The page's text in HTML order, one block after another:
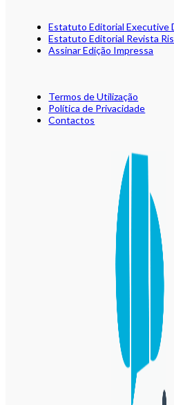
Estatuto Editorial Executive
Estatuto Editorial Revista
Assinar Edição Impressa
Termos de Utilização
Política de Privacidade
Contactos